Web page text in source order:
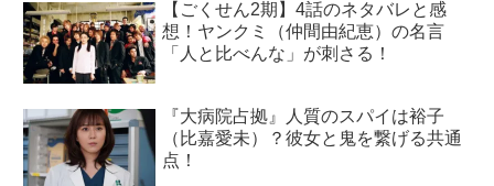
【ごくせん2期】4話のネタバレと感
想！ヤンクミ（仲間由紀恵）の名言
「人と比べんな」が刺さる！
『大病院占拠』人質のスパイは裕子
（比嘉愛未）？彼女と鬼を繋げる共通
点！